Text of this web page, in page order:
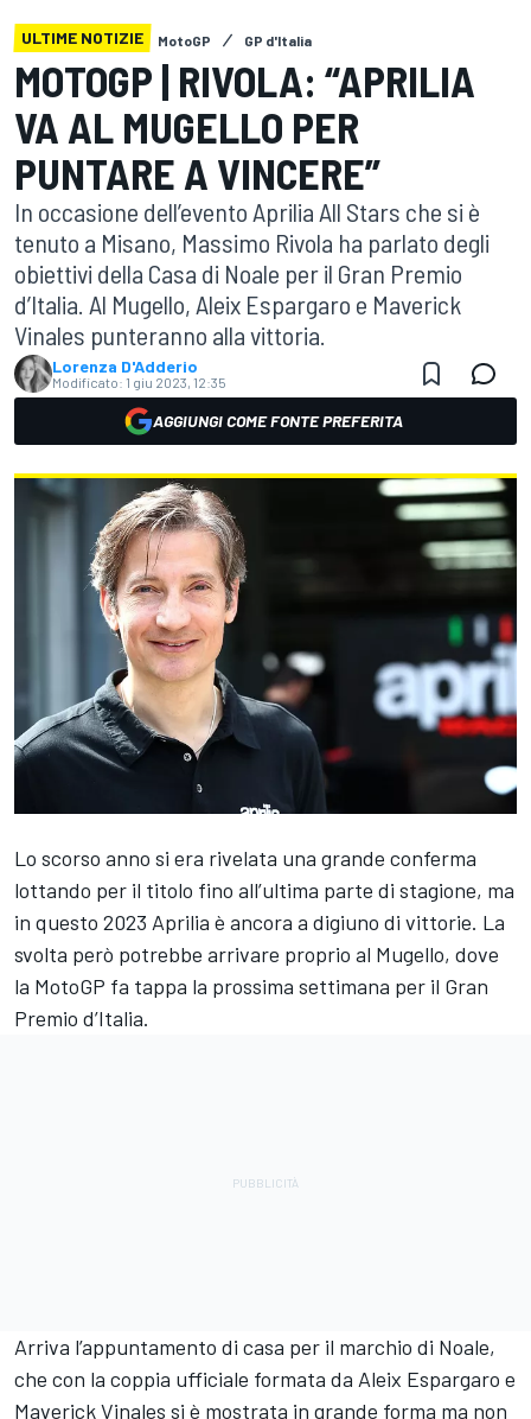
ULTIME NOTIZIE MotoGP GP d'Italia
MOTOGP | RIVOLA: “APRILIA
VA AL MUGELLO PER
PUNTARE A VINCERE”
In occasione dell’evento Aprilia All Stars che si è
tenuto a Misano, Massimo Rivola ha parlato degli
obiettivi della Casa di Noale per il Gran Premio
d’Italia. Al Mugello, Aleix Espargaro e Maverick
Vinales punteranno alla vittoria.
Lorenza D'Adderio
Modificato: 1 giu 2023, 12:35
AGGIUNGI COME FONTE PREFERITA
Lo scorso anno si era rivelata una grande conferma
lottando per il titolo fino all’ultima parte di stagione, ma
in questo 2023 Aprilia è ancora a digiuno di vittorie. La
svolta però potrebbe arrivare proprio al Mugello, dove
la MotoGP fa tappa la prossima settimana per il Gran
Premio d’Italia.
Arriva l’appuntamento di casa per il marchio di Noale,
che con la coppia ufficiale formata da Aleix Espargaro e
Maverick Vinales si è mostrata in grande forma ma non